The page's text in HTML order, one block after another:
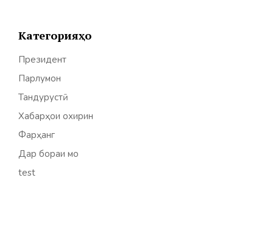
Категорияҳо
Президент
Парлумон
Тандурустӣ
Хабарҳои охирин
Фарҳанг
Дар бораи мо
test